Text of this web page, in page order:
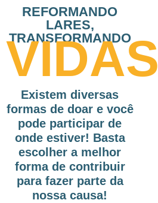
REFORMANDO
LARES,
TRANSFORMANDO
VIDAS
Existem diversas
formas de doar e você
pode participar de
onde estiver! Basta
escolher a melhor
forma de contribuir
para fazer parte da
nossa causa!